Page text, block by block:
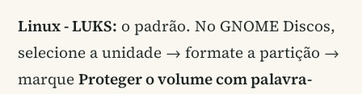
Linux - LUKS: o padrão. No GNOME Discos,
selecione a unidade → formate a partição →
marqueProteger o volume com palavra-